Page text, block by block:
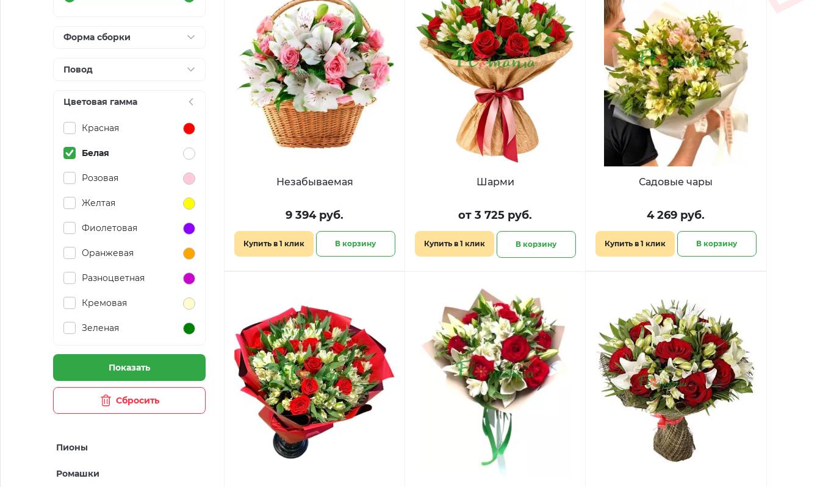
Форма сборки
Повод
Цветовая гамма
Красная
Белая
Розовая
Желтая
Фиолетовая
Оранжевая
Разноцветная
Кремовая
Зеленая
Показать
Сбросить
Пионы
Ромашки
Незабываемая
9 394 руб.
Купить в 1 клик В корзину
Шарми
от 3 725 руб.
Купить в 1 клик В корзину
Садовые чары
4 269 руб.
Купить в 1 клик В корзину